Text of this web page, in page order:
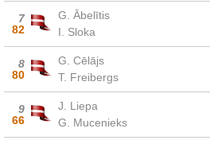
7
82
G. Ābelītis
I. Sloka
8
80
G. Cēlājs
T. Freibergs
9
66
J. Liepa
G. Mucenieks